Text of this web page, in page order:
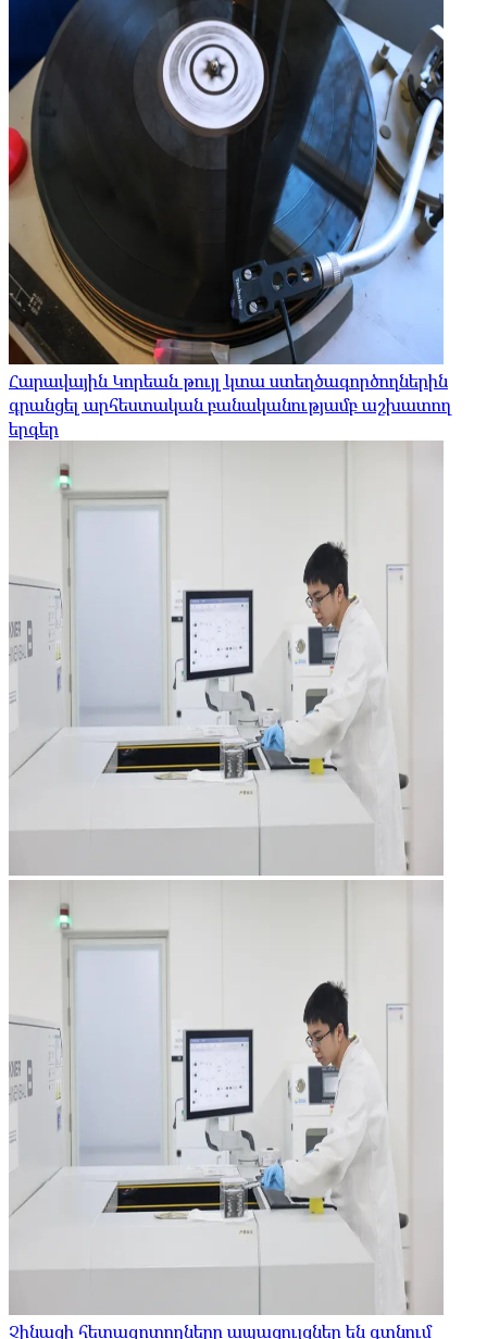
Հարավային Կորեան թույլ կտա ստեղծագործողներին
գրանցել արհեստական ​​բանականությամբ աշխատող
երգեր
Չինացի հետազոտողները ապացույցներ են գտնում